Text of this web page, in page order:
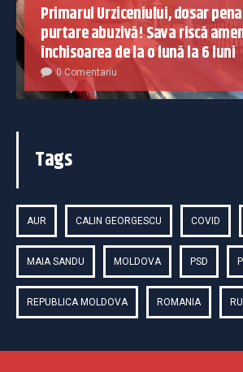
Primarul Urziceniului, dosar
purtare abuzivă! Sava riscă
închisoarea de la o lună la 6 luni
0 Comentariu
Tags
AUR CALIN GEORGESCU COVID
MAIA SANDU MOLDOVA PSD
REPUBLICA MOLDOVA ROMANIA